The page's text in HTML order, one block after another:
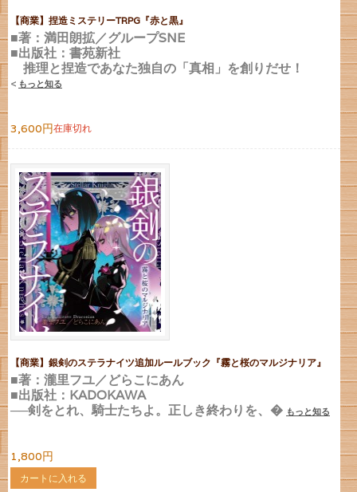
【商業】捏造ミステリーTRPG『赤と黒』
■著：満田朗拡／グループSNE
■出版社：書苑新社
推理と捏造であなた独自の「真相」を創りだせ！
< もっと知る
3,600円在庫切れ
【商業】銀剣のステラナイツ追加ルールブック『霧と桜のマルジナリア』
■著：瀧里フユ／どらこにあん
■出版社：KADOKAWA
──剣をとれ、騎士たちよ。正しき終わりを、� もっと知る
1,800円
カートに入れる